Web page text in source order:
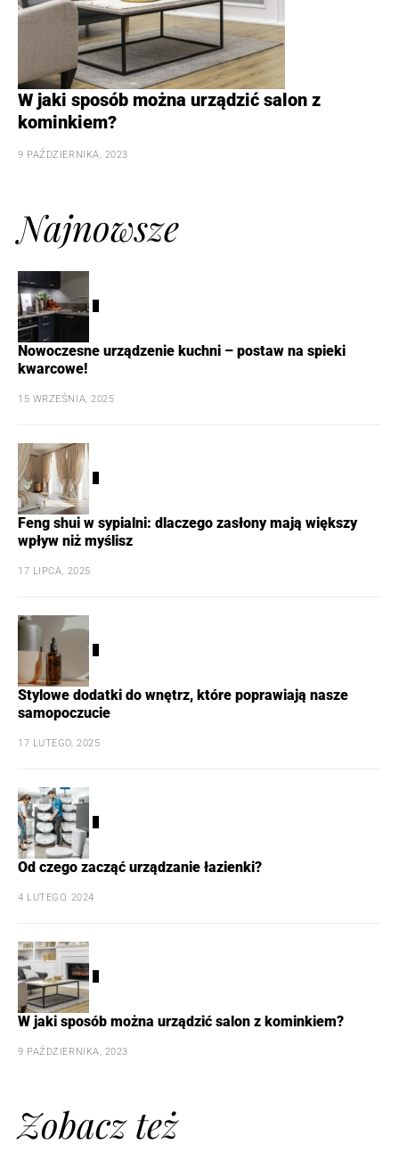
W jaki sposób można urządzić salon z
kominkiem?
9 PAŹDZIERNIKA, 2023
Najnowsze
Nowoczesne urządzenie kuchni – postaw na spieki
kwarcowe!
15 WRZEŚNIA, 2025
Feng shui w sypialni: dlaczego zasłony mają większy
wpływ niż myślisz
17 LIPCA, 2025
Stylowe dodatki do wnętrz, które poprawiają nasze
samopoczucie
17 LUTEGO, 2025
Od czego zacząć urządzanie łazienki?
4 LUTEGO, 2024
W jaki sposób można urządzić salon z kominkiem?
9 PAŹDZIERNIKA, 2023
Zobacz też